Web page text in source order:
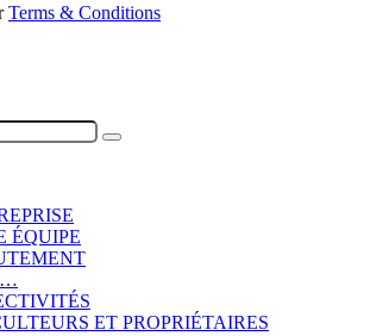
Terms & Conditions
ÉQUIPE
ET PROPRIÉTAIRES